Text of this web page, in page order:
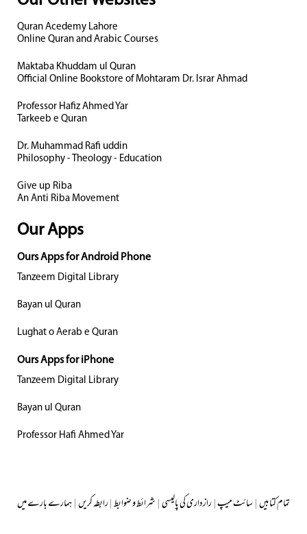
Quran Acedemy Lahore
Online Quran and Arabic Courses
Maktaba Khuddam ul Quran
Official Online Bookstore of Mohtaram Dr. Israr Ahmad
Professor Hafiz Ahmed Yar
Tarkeeb e Quran
Dr. Muhammad Rafi uddin
Philosophy - Theology - Education
Give up Riba
An Anti Riba Movement
Our Apps
Ours Apps for Android Phone
Tanzeem Digital Library
Bayan ul Quran
Lughat o Aerab e Quran
Ours Apps for iPhone
Tanzeem Digital Library
Bayan ul Quran
Professor Hafi Ahmed Yar
ہمارے بارے میں|رابطہ کریں|شرائط و ضوابط|رازداری کی پالیسی|سائٹ میپ|تمام کتابیں